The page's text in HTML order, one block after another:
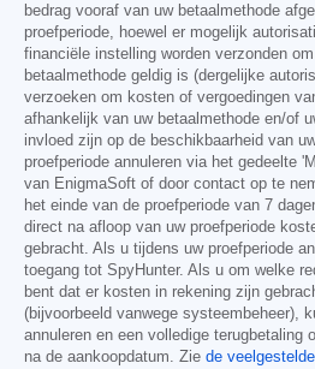
bedrag vooraf van uw betaalmethode
proefperiode, hoewel er mogelijk
financiële instelling worden verzonden
betaalmethode geldig is (dergelijke
verzoeken om kosten of vergoedingen
afhankelijk van uw betaalmethode en/of
invloed zijn op de beschikbaarheid van
proefperiode annuleren via het gedeelte
van EnigmaSoft of door contact op te
het einde van de proefperiode van 7
direct na afloop van uw proefperiode
gebracht. Als u tijdens uw proefperiode
toegang tot SpyHunter. Als u om welke
bent dat er kosten in rekening zijn
(bijvoorbeeld vanwege systeembeheer),
annuleren en een volledige terugbetaling
na de aankoopdatum. Zie de